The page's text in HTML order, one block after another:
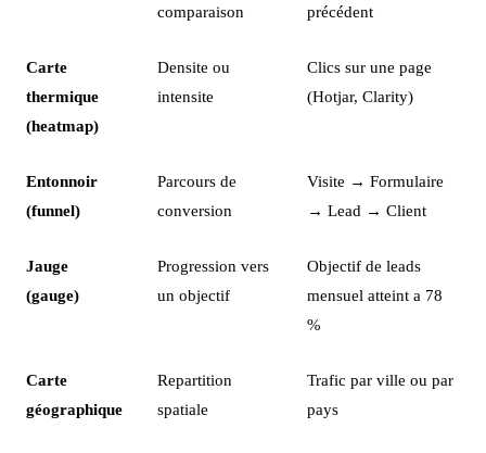
comparaison
précédent
Carte
thermique
(heatmap)
Densite ou
intensite
Clics sur une page
(Hotjar, Clarity)
Entonnoir
(funnel)
Parcours de
conversion
Visite → Formulaire
→ Lead → Client
Jauge
(gauge)
Progression vers
un objectif
Objectif de leads
mensuel atteint a 78
%
Carte
géographique
Repartition
spatiale
Trafic par ville ou par
pays